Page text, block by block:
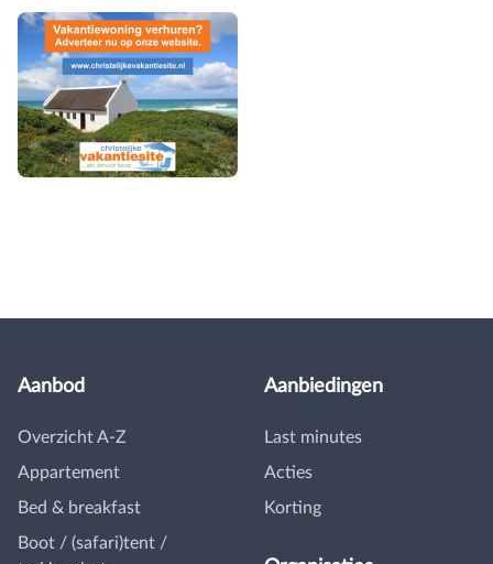
Aanbod
Overzicht A-Z
Appartement
Bed & breakfast
Boot / (safari)tent /
Aanbiedingen
Last minutes
Acties
Korting